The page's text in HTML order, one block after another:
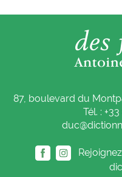
87, boulevard du
Tél. :